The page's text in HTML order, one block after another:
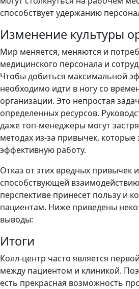
способствует удержанию
Изменение культуры
Мир меняется, меняются и
медицинского персонала и
Чтобы добиться максимальной
необходимо идти в ногу со
организации. Это непростая
определенных ресурсов.
даже топ-менеджеры могут
методах из-за привычек, которые
эффективную работу.
Отказ от этих вредных привычек
способствующей
перспективе принесет пользу и
пациентам. Ниже приведены
выводы:
Итоги
Колл-центр часто является
между пациентом и клиникой.
есть прекрасная возможность